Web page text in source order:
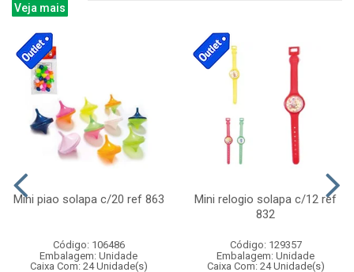
Veja mais
Mini piao solapa c/20 ref 863
Código: 106486
Embalagem: Unidade
Caixa Com: 24 Unidade(s)
Mini relogio solapa c/12 ref
832
Código: 129357
Embalagem: Unidade
Caixa Com: 24 Unidade(s)